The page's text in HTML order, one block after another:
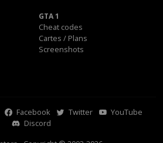
GTA 1
Cheat codes
Cartes / Plans
Screenshots
Facebook Twitter
YouTube
Discord